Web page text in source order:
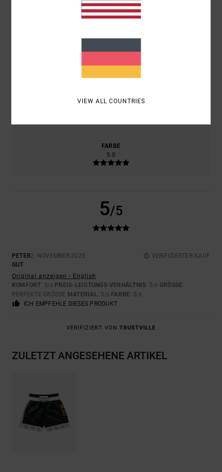
PREIS-LEISTUNGS-VERHÄLTNIS
GRÖSSE
MATERIAL
FARBE
5.0
5/5
PETER2. NOVEMBER 2025
VERIFIZIERTER KAUF
GUT
Original anzeigen - English
KOMFORT: 5/5 PREIS-LEISTUNGS-VERHÄLTNIS: 5/5 GRÖSSE :
PERFEKTE GRÖSSE MATERIAL: 5 /5 FARBE: 5/5
ICH EMPFEHLE DIESES PRODUKT
VERIFIZIERT VON TRUSTVILLE
ZULETZT ANGESEHENE ARTIKEL
VIEW ALL COUNTRIES